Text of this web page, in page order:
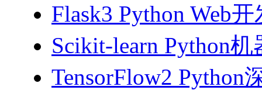
Flask3 Python Web
Scikit-learn Python
TensorFlow2 Python